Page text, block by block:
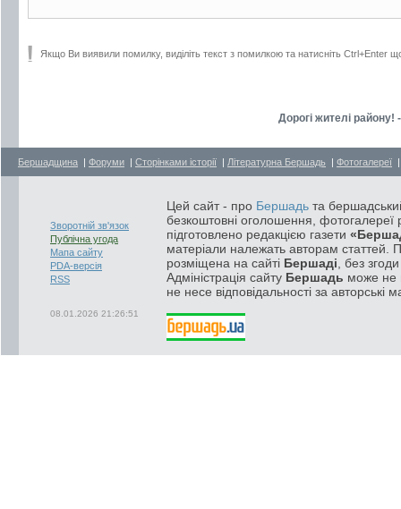
Якщо Ви виявили помилку, виділіть текст з помилкою та натисніть Ctrl+Enter
Дорогі жителі
Бершадщина | Форуми | Сторінками історії | Літературна Бершадь | Фотогалереї
Зворотній зв'язок
Публічна угода
Мапа сайту
PDA-версія
RSS
08.01.2026 21:26:51
Цей сайт - про Бершадь та
безкоштовні оголошення, фотогалереї
підготовлено редакцією газети
матеріали належать авторам статтей.
розміщена на сайті Бершаді , без
Адміністрація сайту Бершадь може не
не несе відповідальності за авторські